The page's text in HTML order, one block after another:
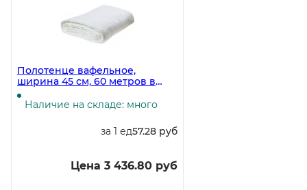
Полотенце вафельное,
ширина 45 см, 60 метров в
рулоне, плотность 150 г/м2
Наличие на складе: много
за 1 ед57.28 руб
Цена 3 436.80 руб